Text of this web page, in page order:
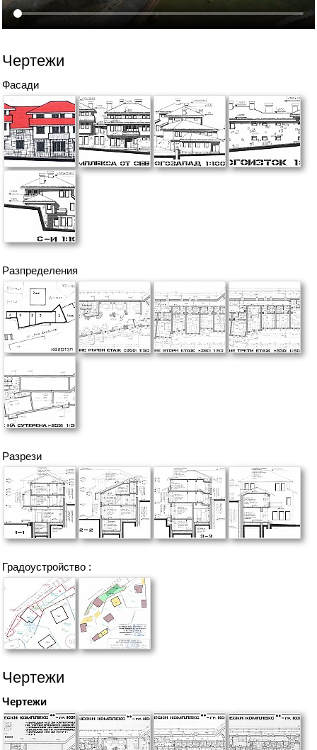
Чертежи
Фасади
Разпределения
Разрези
Градоустройство :
Чертежи
Чертежи